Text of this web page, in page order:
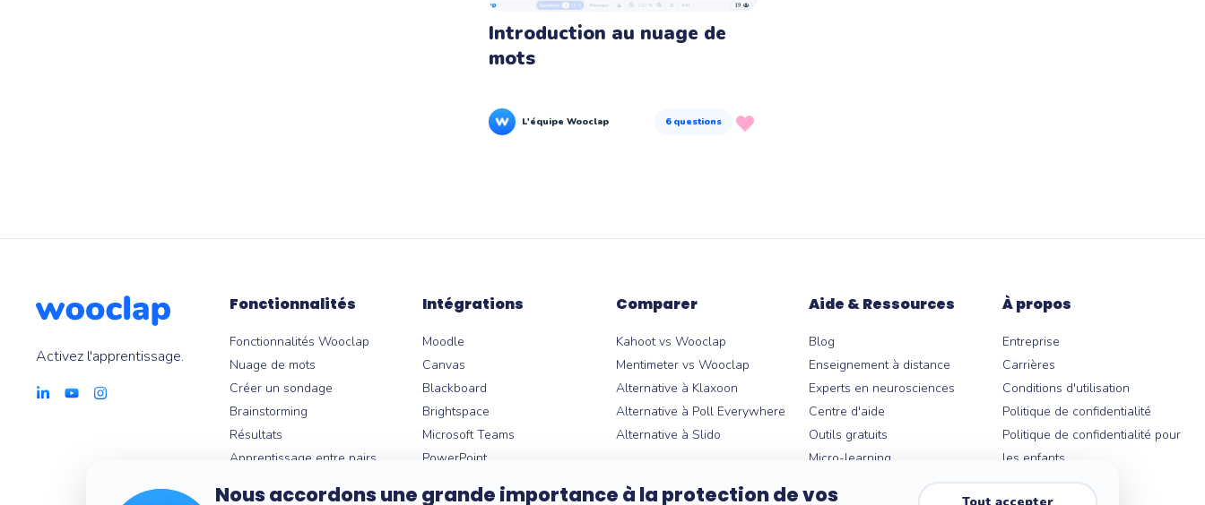
Introduction au nuage de
mots
L'équipe Wooclap 6 questions
Nous accordons une grande importance à la protection de vos
Activez l'apprentissage.
Fonctionnalités
Fonctionnalités Wooclap
Nuage de mots
Créer un sondage
Brainstorming
Résultats
Apprentissage entre pairs
Intégrations
Moodle
Canvas
Blackboard
Brightspace
Microsoft Teams
PowerPoint
Comparer
Kahoot vs Wooclap
Mentimeter vs Wooclap
Alternative à Klaxoon
Alternative à Poll Everywhere
Alternative à Slido
Aide & Ressources
Blog
Enseignement à distance
Experts en neurosciences
Centre d'aide
Outils gratuits
Micro-learning
À propos
Entreprise
Carrières
Conditions d'utilisation
Politique de confidentialité
Politique de confidentialité pour
les enfants
Centre de confiance